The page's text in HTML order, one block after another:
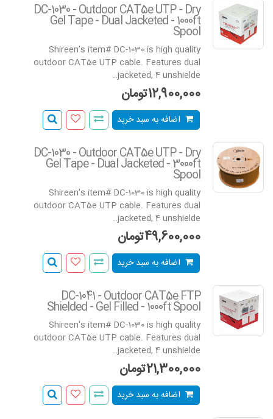
DC-1030 - Outdoor CAT5e UTP - Dry
Gel Tape - Dual Jacketed - 1000ft
Spool
Shireen's item# DC-1030 is high quality
outdoor CAT5e UTP cable. Features dual
jacketed, 4 unshielde..
12,900,000تومان
اضافه به سبد خرید
DC-1030 - Outdoor CAT5e UTP - Dry
Gel Tape - Dual Jacketed - 3000ft
Spool
Shireen's item# DC-1030 is high quality
outdoor CAT5e UTP cable. Features dual
jacketed, 4 unshielde..
49,600,000تومان
اضافه به سبد خرید
DC-1041 - Outdoor CAT5e FTP
Shielded - Gel Filled - 1000ft Spool
Shireen's item# DC-1030 is high quality
outdoor CAT5e UTP cable. Features dual
jacketed, 4 unshielde..
21,300,000تومان
اضافه به سبد خرید